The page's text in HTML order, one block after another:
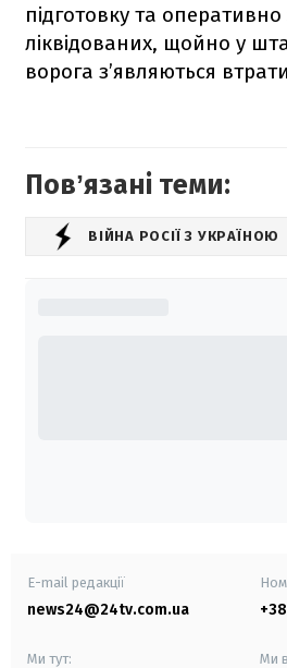
підготовку та оперативно
ліквідованих, щойно у
ворога з’являються
Повʼязані теми:
ВІЙНА РОСІЇ З УКРАЇНОЮ
E-mail редакції
news24@24tv.com.ua
Ми тут: Ми